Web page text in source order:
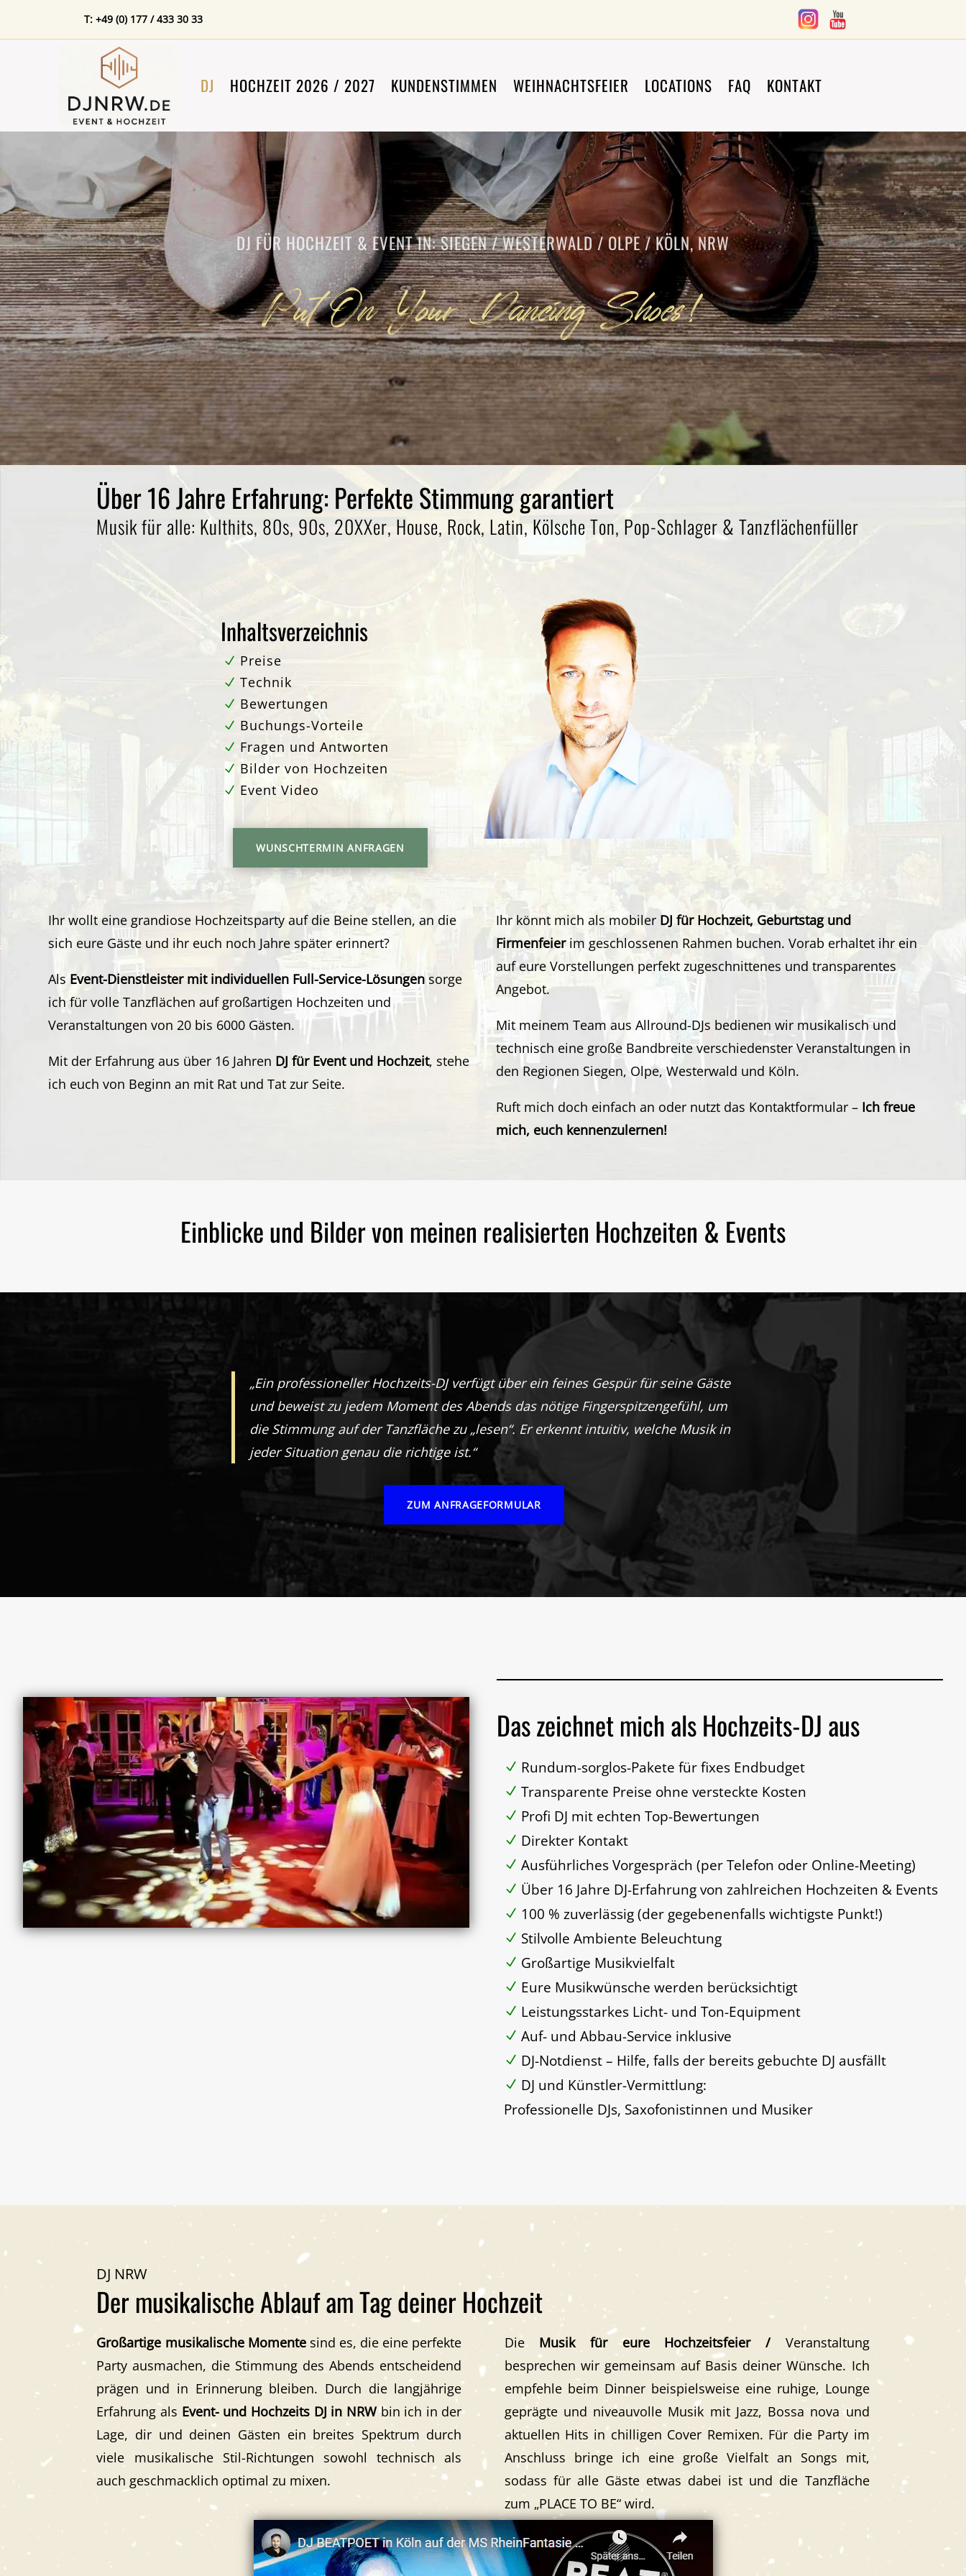
T: +49 (0) 177 / 433 30 33
DJ HOCHZEIT 2026 / 2027 KUNDENSTIMMEN WEIHNACHTSFEIER LOCATIONS FAQ KONTAKT
DJ FÜR HOCHZEIT & EVENT IN: SIEGEN / WESTERWALD / OLPE / KÖLN, NRW
Put On Your Dancing Shoes!
Über 16 Jahre Erfahrung: Perfekte Stimmung garantiert
Musik für alle: Kulthits, 80s, 90s, 20XXer, House, Rock, Latin, Kölsche Ton, Pop-Schlager & Tanzflächenfüller
Inhaltsverzeichnis
Preise
Technik
Bewertungen
Buchungs-Vorteile
Fragen und Antworten
Bilder von Hochzeiten
Event Video
WUNSCHTERMIN ANFRAGEN
Ihr wollt eine grandiose Hochzeitsparty auf die Beine stellen, an die
sich eure Gäste und ihr euch noch Jahre später erinnert?
AlsEvent-Dienstleister mit individuellen Full-Service-Lösungensorge
ich für volle Tanzflächen auf großartigen Hochzeiten und
Veranstaltungen von 20 bis 6000 Gästen.
Mit der Erfahrung aus über 16 Jahren DJ für Event und Hochzeit, stehe
ich euch von Beginn an mit Rat und Tat zur Seite.
Ihr könnt mich als mobiler DJ für Hochzeit, Geburtstag und
Firmenfeierim geschlossenen Rahmen buchen. Vorab erhaltet ihr ein
auf eure Vorstellungen perfekt zugeschnittenes undtransparentes
Angebot.
Mit meinem Team aus Allround-DJs bedienen wir musikalisch und
technisch eine große Bandbreite verschiedenster Veranstaltungen in
den Regionen Siegen, Olpe,Westerwald und Köln.
Ruft mich doch einfach an oder nutzt das Kontaktformular – Ich freue
mich, euch kennenzulernen!
Einblicke und Bilder von meinen realisierten Hochzeiten & Events
„Ein professioneller Hochzeits-DJ verfügt über ein feines Gespür für seine Gäste
und beweist zu jedem Moment des Abends das nötige Fingerspitzengefühl, um
die Stimmung auf der Tanzfläche zu „lesen“. Er erkennt intuitiv, welche Musik in
jeder Situation genau die richtige ist.“
ZUM ANFRAGEFORMULAR
Das zeichnet mich als Hochzeits-DJ aus
Rundum-sorglos-Pakete für fixes Endbudget
Transparente Preise ohne versteckte Kosten
Profi DJ mit echten Top-Bewertungen
Direkter Kontakt
Ausführliches Vorgespräch (per Telefon oder Online-Meeting)
Über 16 Jahre DJ-Erfahrung von zahlreichen Hochzeiten & Events
100 % zuverlässig (der gegebenenfalls wichtigste Punkt!)
Stilvolle Ambiente Beleuchtung
Großartige Musikvielfalt
Eure Musikwünsche werden berücksichtigt
Leistungsstarkes Licht- und Ton-Equipment
Auf- und Abbau-Service inklusive
DJ-Notdienst – Hilfe, falls der bereits gebuchte DJ ausfällt
DJ und Künstler-Vermittlung:
Professionelle DJs, Saxofonistinnen und Musiker
DJ NRW
Der musikalische Ablauf am Tag deiner Hochzeit
Großartige musikalische Momentesind es, die eine perfekte
Party ausmachen, die Stimmung des Abends entscheidend
prägen und in Erinnerung bleiben. Durch die langjährige
Erfahrung als Event- und Hochzeits DJ in NRWbin ich in der
Lage, dir und deinen Gästen ein breites Spektrumdurch
viele musikalische Stil-Richtungen sowohl technisch als
auch geschmacklich optimal zu mixen.
Die Musik für eure Hochzeitsfeier / Veranstaltung
besprechen wir gemeinsam auf Basis deiner Wünsche. Ich
empfehle beim Dinner beispielsweise eine ruhige, Lounge
geprägte und niveauvolle Musik mit Jazz, Bossa nova und
aktuellen Hits in chilligen Cover Remixen. Für die Party im
Anschluss bringe ich eine große Vielfalt an Songs mit,
sodass für alle Gäste etwas dabei ist und die Tanzfläche
zum „PLACE TO BE“ wird.